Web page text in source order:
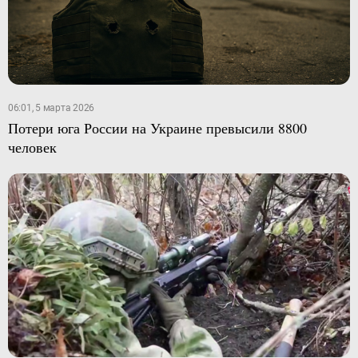
06:01, 5 марта 2026
Потери юга России на Украине превысили 8800
человек